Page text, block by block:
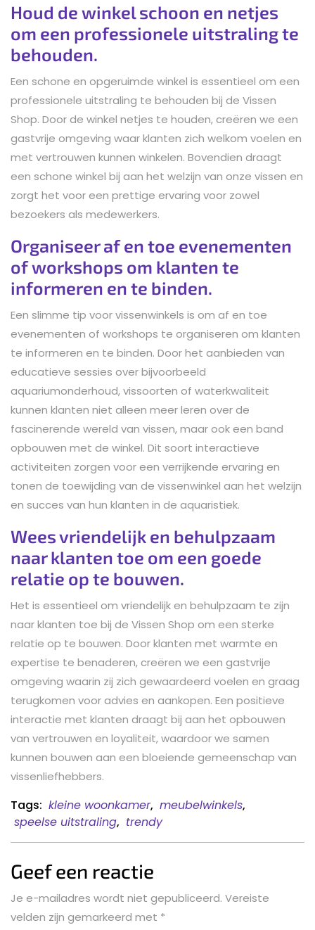
Houd de winkel schoon en netjes
om een professionele uitstraling te
behouden.
Een schone en opgeruimde winkel is essentieel om een
professionele uitstraling te behouden bij de Vissen
Shop. Door de winkel netjes te houden, creëren we een
gastvrije omgeving waar klanten zich welkom voelen en
met vertrouwen kunnen winkelen. Bovendien draagt
een schone winkel bij aan het welzijn van onze vissen en
zorgt het voor een prettige ervaring voor zowel
bezoekers als medewerkers.
Organiseer af en toe evenementen
of workshops om klanten te
informeren en te binden.
Een slimme tip voor vissenwinkels is om af en toe
evenementen of workshops te organiseren om klanten
te informeren en te binden. Door het aanbieden van
educatieve sessies over bijvoorbeeld
aquariumonderhoud, vissoorten of waterkwaliteit
kunnen klanten niet alleen meer leren over de
fascinerende wereld van vissen, maar ook een band
opbouwen met de winkel. Dit soort interactieve
activiteiten zorgen voor een verrijkende ervaring en
tonen de toewijding van de vissenwinkel aan het welzijn
en succes van hun klanten in de aquaristiek.
Wees vriendelijk en behulpzaam
naar klanten toe om een goede
relatie op te bouwen.
Het is essentieel om vriendelijk en behulpzaam te zijn
naar klanten toe bij de Vissen Shop om een sterke
relatie op te bouwen. Door klanten met warmte en
expertise te benaderen, creëren we een gastvrije
omgeving waarin zij zich gewaardeerd voelen en graag
terugkomen voor advies en aankopen. Een positieve
interactie met klanten draagt bij aan het opbouwen
van vertrouwen en loyaliteit, waardoor we samen
kunnen bouwen aan een bloeiende gemeenschap van
vissenliefhebbers.
Tags: kleine woonkamer, meubelwinkels,
speelse uitstraling, trendy
Geef een reactie
Je e-mailadres wordt niet gepubliceerd. Vereiste
velden zijn gemarkeerd met *